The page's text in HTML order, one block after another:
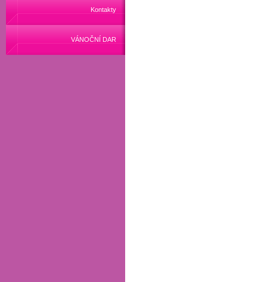
Kontakty
VÁNOČNÍ DAR